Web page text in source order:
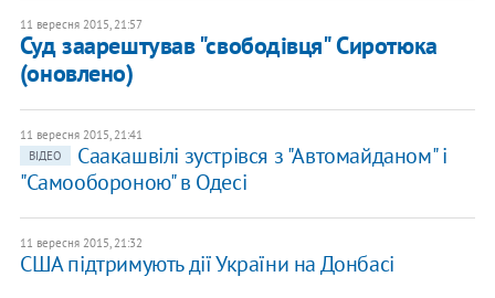
11 вересня 2015, 21:57
Суд заарештував "свободівця" Сиротюка
(оновлено)
11 вересня 2015, 21:41
ВІДЕО
Саакашвілі зустрівся з "Автомайданом" і
"Самообороною" в Одесі
11 вересня 2015, 21:32
США підтримують дії України на Донбасі